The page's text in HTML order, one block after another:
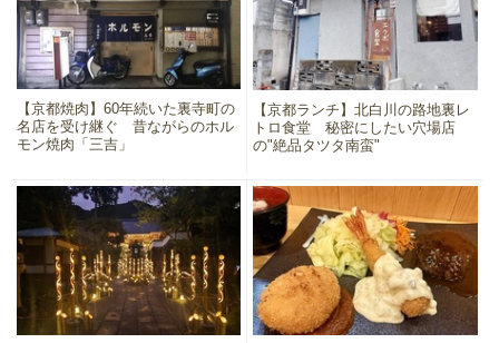
【京都焼肉】60年続いた裏寺町の
名店を受け継ぐ 昔ながらのホル
モン焼肉「三吉」
【京都ランチ】北白川の路地裏レ
トロ食堂 秘密にしたい穴場店
の"絶品タツタ南蛮"